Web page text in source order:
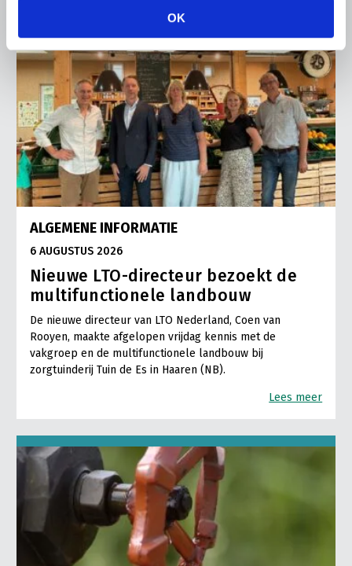
OK
ALGEMENE INFORMATIE
6 AUGUSTUS 2026
Nieuwe LTO-directeur bezoekt de
multifunctionele landbouw
De nieuwe directeur van LTO Nederland, Coen van
Rooyen, maakte afgelopen vrijdag kennis met de
vakgroep en de multifunctionele landbouw bij
zorgtuinderij Tuin de Es in Haaren (NB).
Lees meer